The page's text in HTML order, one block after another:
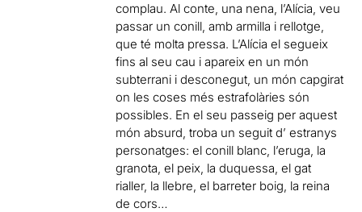
complau. Al conte, una nena, l’Alícia, veu
passar un conill, amb armilla i rellotge,
que té molta pressa. L’Alícia el segueix
fins al seu cau i apareix en un món
subterrani i desconegut, un món capgirat
on les coses més estrafolàries són
possibles. En el seu passeig per aquest
món absurd, troba un seguit d’ estranys
personatges: el conill blanc, l’eruga, la
granota, el peix, la duquessa, el gat
rialler, la llebre, el barreter boig, la reina
de cors…